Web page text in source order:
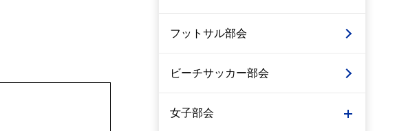
フットサル部会
ビーチサッカー部会
女子部会